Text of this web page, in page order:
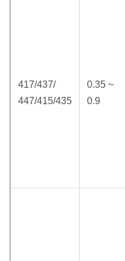
417/437/
447/415/435
0.35 ~
0.9